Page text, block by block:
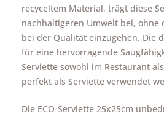
recyceltem Material, trägt diese
nachhaltigeren Umwelt bei, ohne
bei der Qualität einzugehen. Die
für eine hervorragende
Serviette sowohl im Restaurant
perfekt als Serviette verwendet
Die ECO-Serviette 25x25cm